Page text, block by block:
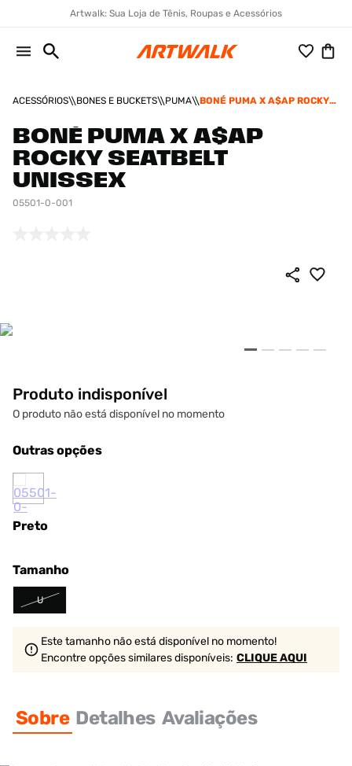
Artwalk: Sua Loja de Tênis, Roupas e Acessórios
ACESSÓRIOS BONES E BUCKETS PUMA
BONÉ PUMA X A$AP ROCKY
BONÉ PUMA X A$AP
ROCKY SEATBELT
UNISSEX
05501-0-001
Produto indisponível
O produto não está disponível no momento
Outras opções
Preto
Tamanho
U
Este tamanho não está disponível no momento!
Encontre opções similaresdisponíveis: CLIQUE AQUI
Sobre Detalhes Avaliações